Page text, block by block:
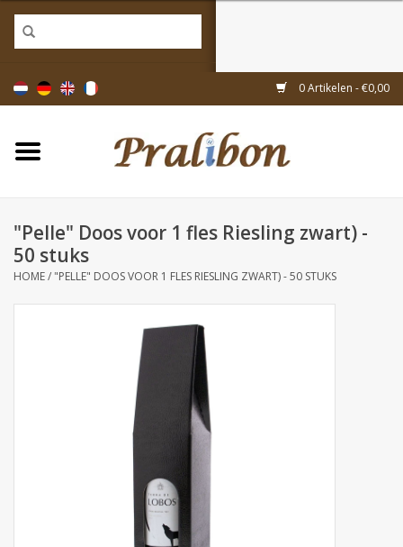
0 Artikelen - €0,00
Home
Doosjes
Linten & decoratie
"Pelle" Doos voor 1 fles Riesling zwart) -
50 stuks
HOME/ "PELLE" DOOS VOOR 1 FLES RIESLING ZWART) - 50 STUKS